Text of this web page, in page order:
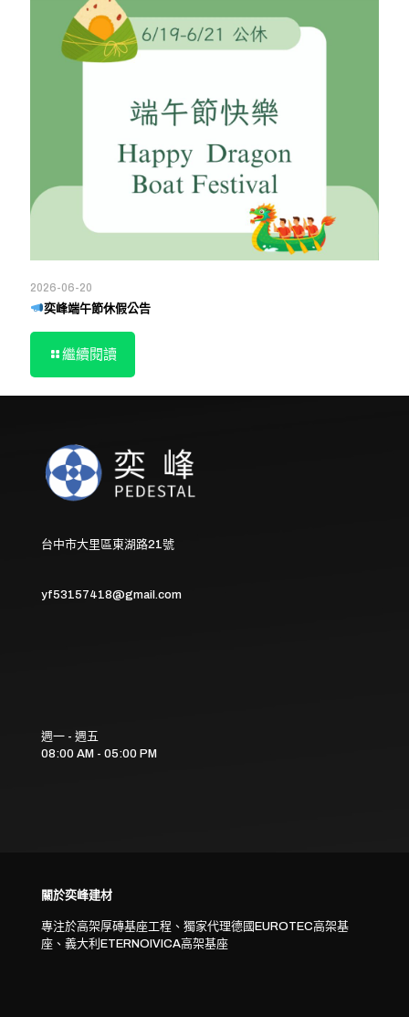
2026-06-20
奕峰端午節休假公告
繼續閱讀
台中市大里區東湖路21號
yf53157418@gmail.com
週一 - 週五
08:00 AM - 05:00 PM
關於奕峰建材
專注於高架厚磚基座工程、獨家代理德國EUROTEC高架基
座、義大利ETERNOIVICA高架基座